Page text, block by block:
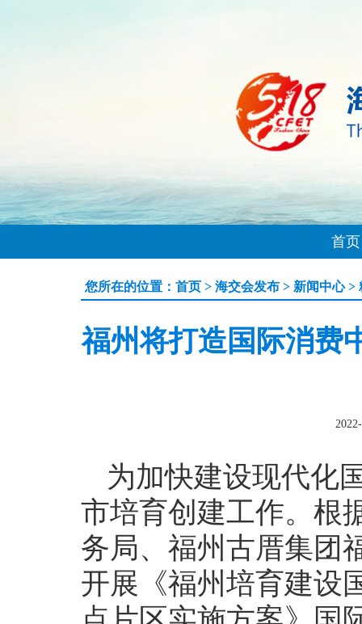
首页
您所在的位置： 首页 > 海交会发布 > 新闻中心>
福州将打造国际消费
为加快建设现代化
市培育创建工作。根
务局、福州古厝集团
开展《福州培育建设